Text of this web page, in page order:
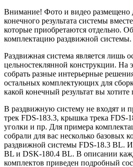
Внимание! Фото и видео размещено
конечного результата системы
которые приобретаются отдельно.
комплектацию раздвижной системы.
Раздвижная система является лишь
цельностеклянной конструкции. На
собрать разные интерьерные
остальных комплектующих для
какой конечный результат вы хотите
В раздвижную систему не входят и
трек FDS-183.3, крышка трека FDS-
уголки и пр. Для примера
собрали для вас несколько базовых
раздвижной системы FDS-18.3 BL.
BL и DSK-180.4 BL. В описании
комплектов приведен подробный